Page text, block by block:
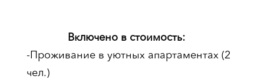
Включено в стоимость:
-Проживание в уютных апартаментах (2
чел.)